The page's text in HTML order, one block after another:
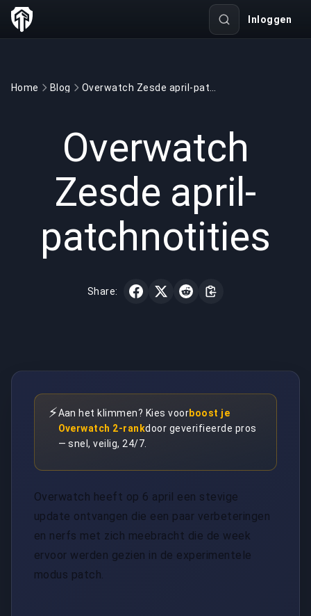
Inloggen
Home Blog
Overwatch
Zesde april-
patchnotities
Share:
⚡Aan het klimmen? Kies voorboost je
Overwatch 2-rankdoor geverifieerde pros
— snel, veilig, 24/7.
Overwatch heeft op 6 april een stevige
update ontvangen die een paar verbeteringen
en nerfs met zich meebracht die de week
ervoor werden gezien in de experimentele
modus patch.